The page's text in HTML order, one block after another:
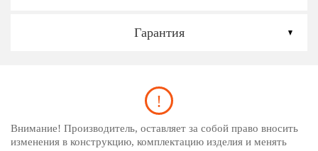
Гарантия
Внимание! Производитель, оставляет за собой право вносить
изменения в конструкцию, комплектацию изделия и менять